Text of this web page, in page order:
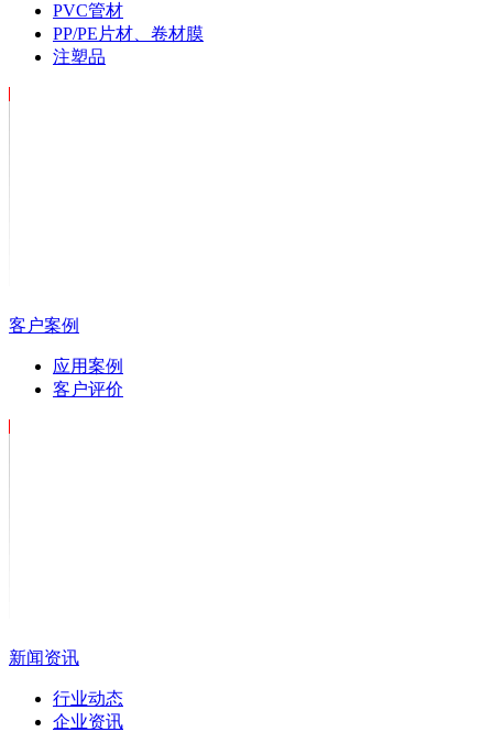
PVC管材
PP/PE片材、卷材膜
注塑品
客户案例
应用案例
客户评价
新闻资讯
行业动态
企业资讯